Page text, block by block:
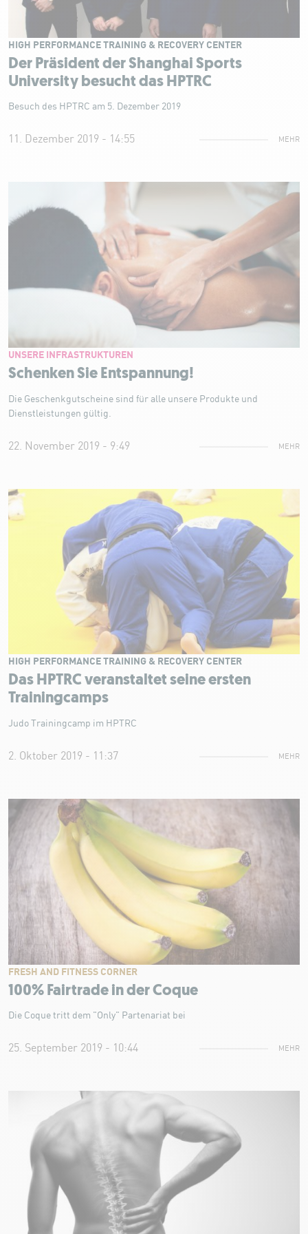
Der Präsident der Shanghai Sports
University besucht das HPTRC
HIGH PERFORMANCE TRAINING & RECOVERY CENTER
Besuch des HPTRC am 5. Dezember 2019
11. Dezember 2019 - 14:55 MEHR
Schenken Sie Entspannung!
UNSERE INFRASTRUKTUREN
Die Geschenkgutscheine sind für alle unsere Produkte und
Dienstleistungen gültig.
22. November 2019 - 9:49 MEHR
Das HPTRC veranstaltet seine ersten
Trainingcamps
HIGH PERFORMANCE TRAINING & RECOVERY CENTER
Judo Trainingcamp im HPTRC
2. Oktober 2019 - 11:37 MEHR
100% Fairtrade in der Coque
FRESH AND FITNESS CORNER
Die Coque tritt dem "Only" Partenariat bei
25. September 2019 - 10:44 MEHR